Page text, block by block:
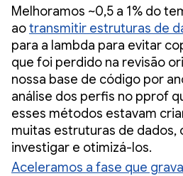
Melhoramos ~0,5 a 1% do
aotransmitir estruturas de
para a lambda para evitar
que foi perdido na revisão
nossa base de código por
análise dos perfis no pprof
esses métodos estavam
muitas estruturas de dados,
investigar e otimizá-los.
Aceleramos a fase que